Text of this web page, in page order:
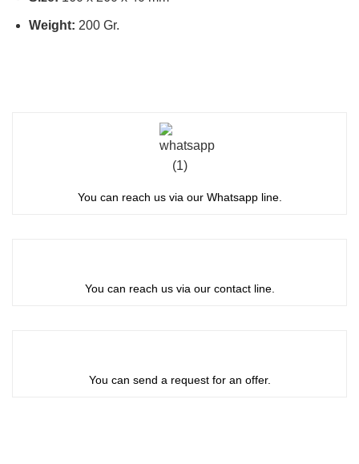
Weight: 200 Gr.
You can reach us via our Whatsapp line.
You can reach us via our contact line.
You can send a request for an offer.